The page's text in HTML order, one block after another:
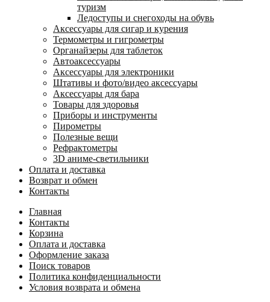
туризм
Ледоступы и снегоходы на обувь
Аксессуары для сигар и курения
Термометры и гигрометры
Органайзеры для таблеток
Автоаксессуары
Аксессуары для электроники
Штативы и фото/видео аксессуары
Аксессуары для бара
Товары для здоровья
Приборы и инструменты
Пирометры
Полезные вещи
Рефрактометры
3D аниме-светильники
Оплата и доставка
Возврат и обмен
Контакты
Главная
Контакты
Корзина
Оплата и доставка
Оформление заказа
Поиск товаров
Политика конфиденциальности
Условия возврата и обмена